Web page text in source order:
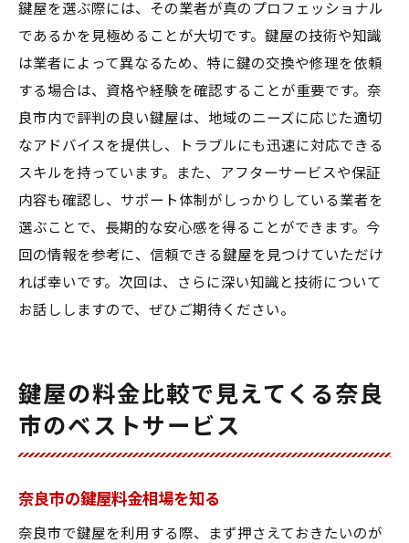
鍵屋を選ぶ際には、その業者が真のプロフェッショナル
であるかを見極めることが大切です。鍵屋の技術や知識
は業者によって異なるため、特に鍵の交換や修理を依頼
する場合は、資格や経験を確認することが重要です。奈
良市内で評判の良い鍵屋は、地域のニーズに応じた適切
なアドバイスを提供し、トラブルにも迅速に対応できる
スキルを持っています。また、アフターサービスや保証
内容も確認し、サポート体制がしっかりしている業者を
選ぶことで、長期的な安心感を得ることができます。今
回の情報を参考に、信頼できる鍵屋を見つけていただけ
れば幸いです。次回は、さらに深い知識と技術について
お話ししますので、ぜひご期待ください。
鍵屋の料金比較で見えてくる奈良
市のベストサービス
奈良市の鍵屋料金相場を知る
奈良市で鍵屋を利用する際、まず押さえておきたいのが